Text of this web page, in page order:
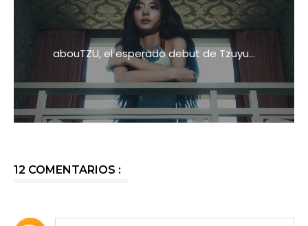
abouTZU, el esperado debut de Tzuyu...
12 COMENTARIOS :